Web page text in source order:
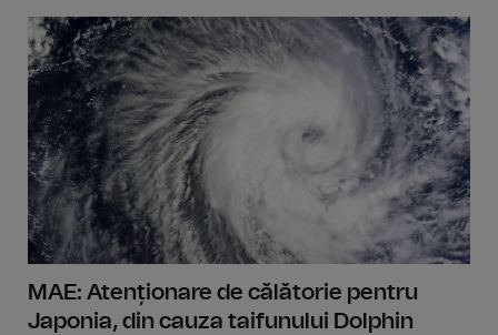
MAE: Atenționare de călătorie pentru
Japonia, din cauza taifunului Dolphin